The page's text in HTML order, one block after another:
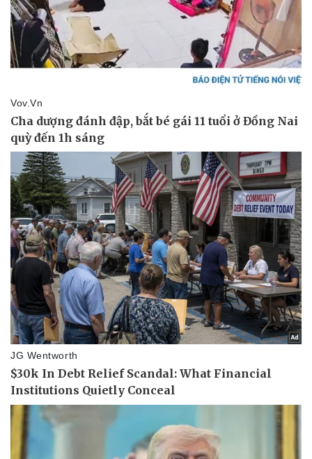
Pháp luật
Quân sự - Quốc phòng